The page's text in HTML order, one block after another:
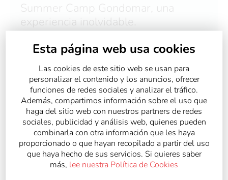
Summer Camp Gondomar, una
experiencia inolvidable.
VER MÁS
Esta página web usa cookies
Las cookies de este sitio web se usan para
personalizar el contenido y los anuncios, ofrecer
funciones de redes sociales y analizar el tráfico.
Además, compartimos información sobre el uso que
haga del sitio web con nuestros partners de redes
sociales, publicidad y análisis web, quienes pueden
combinarla con otra información que les haya
proporcionado o que hayan recopilado a partir del uso
que haya hecho de sus servicios. Si quieres saber
más, lee nuestra Política de Cookies